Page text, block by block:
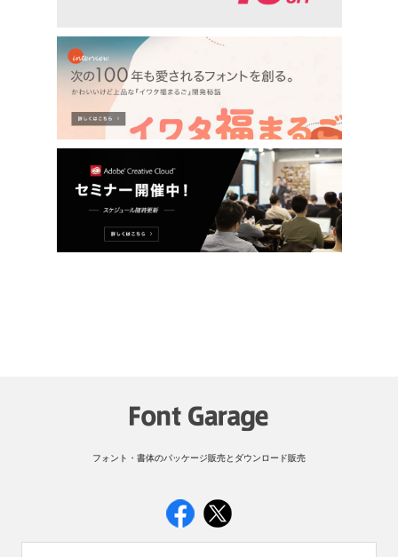
フォント・書体のパッケージ販売とダウンロード販売